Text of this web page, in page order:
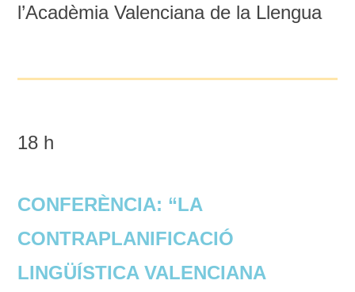
l’Acadèmia Valenciana de la Llengua
18 h
CONFERÈNCIA: “LA
CONTRAPLANIFICACIÓ
LINGÜÍSTICA VALENCIANA